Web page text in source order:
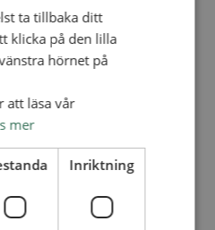
UTVECKLING
initiativ
miljö
– överallt
verktygslåda
ta tillbaka ditt
klicka på den lilla
hörnet på
att läsa vår
mer
Inriktning